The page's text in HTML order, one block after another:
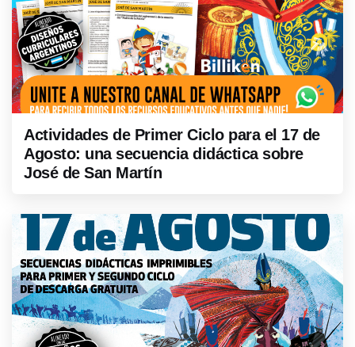
Actividades de Primer Ciclo para el 17 de
Agosto: una secuencia didáctica sobre
José de San Martín